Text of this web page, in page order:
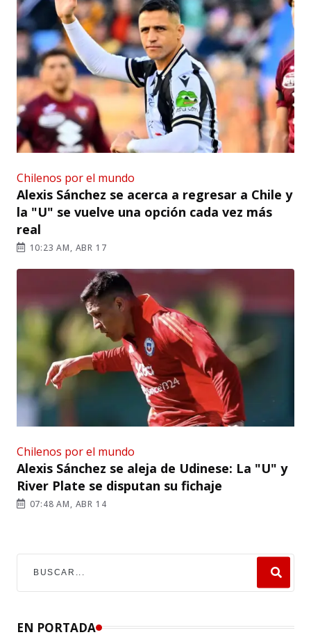
Chilenos por el mundo
Alexis Sánchez se acerca a regresar a Chile y
la "U" se vuelve una opción cada vez más
real
10:23 AM, ABR 17
Chilenos por el mundo
Alexis Sánchez se aleja de Udinese: La "U" y
River Plate se disputan su fichaje
07:48 AM, ABR 14
EN PORTADA